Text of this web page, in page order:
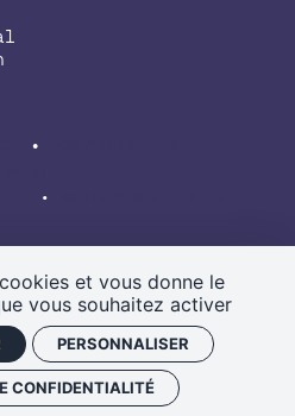
et vous donne le
vous souhaitez activer
PERSONNALISER
CONFIDENTIALITÉ
des affaires culturelles du
de la Collectivité européenne
NEWSLETTER